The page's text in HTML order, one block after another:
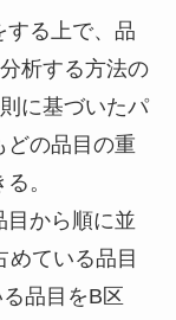
する上で、品
析する方法の
に基づいたパ
どの品目の重
。
目から順に並
めている品目
品目をB区